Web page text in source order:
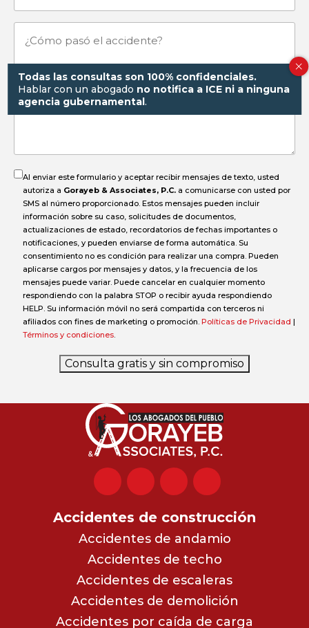
¿Cómo
pasó
el
Al enviar este formulario y aceptar recibir mensajes de texto, usted
autoriza a Gorayeb & Associates, P.C. a comunicarse con usted por
SMS al número proporcionado. Estos mensajes pueden incluir
información sobre su caso, solicitudes de documentos,
actualizaciones de estado, recordatorios de fechas importantes o
notificaciones, y pueden enviarse de forma automática. Su
consentimiento no es condición para realizar una compra. Pueden
aplicarse cargos por mensajes y datos, y la frecuencia de los
mensajes puede variar. Puede cancelar en cualquier momento
respondiendo con la palabra STOP o recibir ayuda respondiendo
HELP. Su información móvil no será compartida con terceros ni
afiliados con fines de marketing o promoción. Políticas de Privacidad |
Términos y condiciones.
Consulta gratis y sin compromiso
Accidentes de construcción
Accidentes de andamio
Accidentes de techo
Accidentes de escaleras
Accidentes de demolición
Accidentes por caída de carga
Todas las consultas son 100% confidenciales.
Hablar con un abogado no notifica a ICE ni a ninguna
agencia gubernamental.